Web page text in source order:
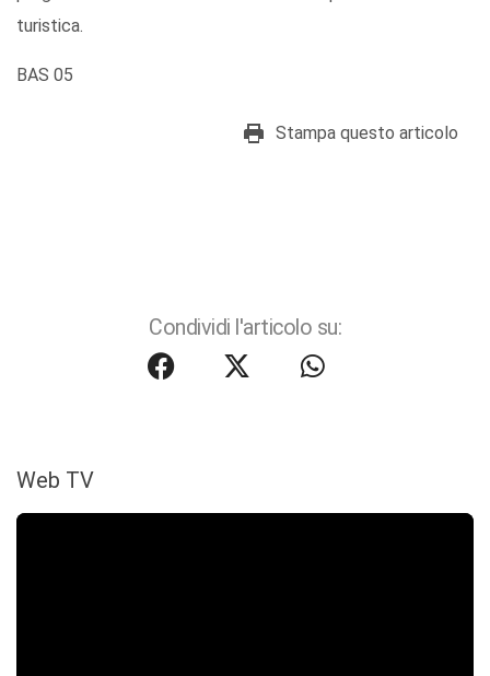
turistica.
BAS 05
Stampa questo articolo
Condividi l'articolo su:
Web TV